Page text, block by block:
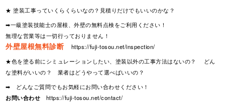
★ 塗装工事っていくらくらいなの？見積りだけでもいいのかな？
➡一級塗装技能士の屋根、外壁の無料点検をご利用ください！
無理な営業等は一切行っておりません！
外壁屋根無料診断
https://fuji-tosou.net/inspection/
★色を塗る前にシミュレーションしたい、塗装以外の工事方法はないの？ どん
な塗料がいいの？ 業者はどうやって選べばいいの？
➡ どんなご質問でもお気軽にお問い合わせください！
お問い合わせ
https://fuji-tosou.net/contact/